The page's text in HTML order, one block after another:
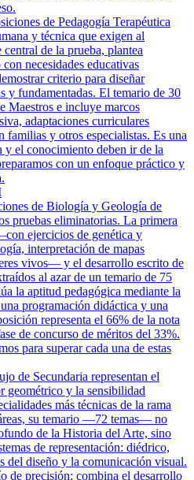
de Pedagogía Terapéutica
y técnica que exigen al
de la prueba, plantea
necesidades educativas
criterio para diseñar
y fundamentadas. El temario de 30
Maestros e incluye marcos
adaptaciones curriculares
y otros especialistas. Es una
y el conocimiento deben ir de la
con un enfoque práctico y
de Biología y Geología de
pruebas eliminatorias. La primera
ejercicios de genética y
interpretación de mapas
vivos— y el desarrollo escrito de
al azar de un temario de 75
la aptitud pedagógica mediante la
programación didáctica y una
representa el 66% de la nota
de concurso de méritos del 33%.
para superar cada una de estas
de Secundaria representan el
geométrico y la sensibilidad
más técnicas de la rama
su temario —72 temas— no
de la Historia del Arte, sino
de representación: diédrico,
del diseño y la comunicación visual.
de precisión: combina el desarrollo